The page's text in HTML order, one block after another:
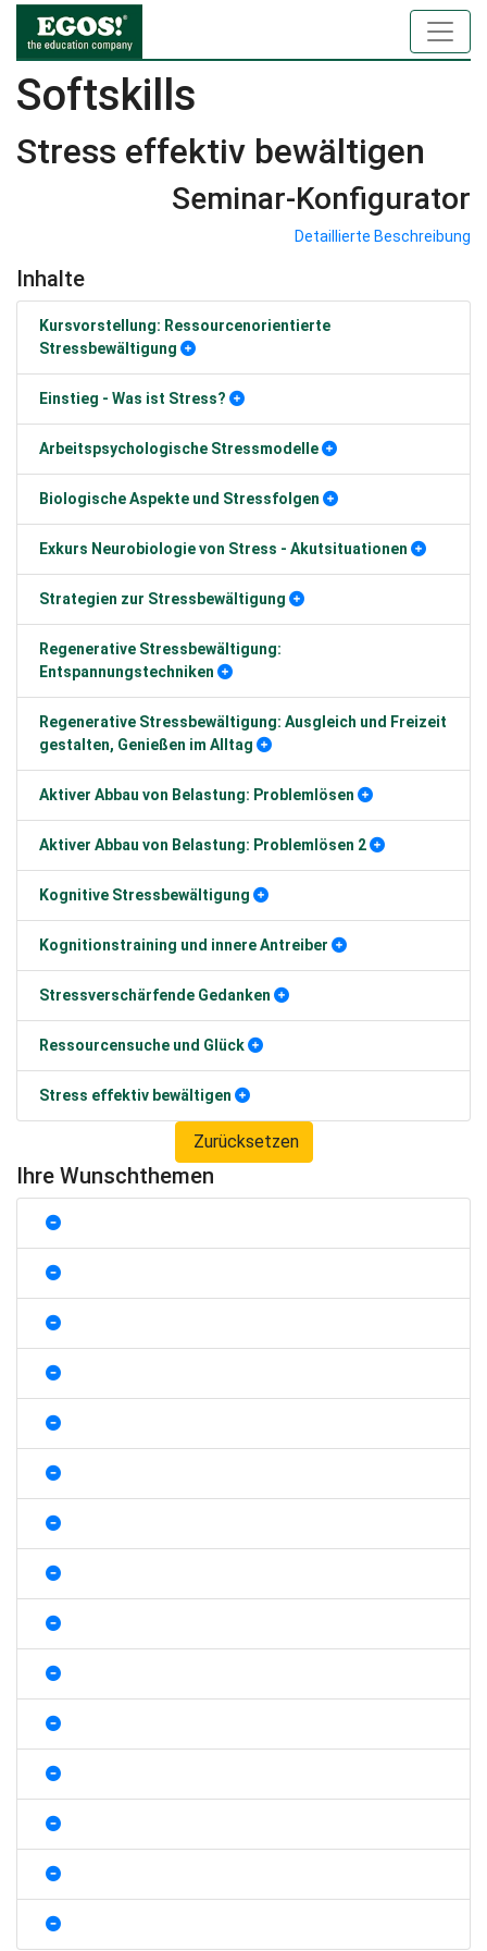
Softskills
Stress effektiv bewältigen
Seminar-Konfigurator
Detaillierte Beschreibung
Inhalte
Kursvorstellung: Ressourcenorientierte
Stressbewältigung
Einstieg - Was ist Stress?
Arbeitspsychologische Stressmodelle
Biologische Aspekte und Stressfolgen
Exkurs Neurobiologie von Stress - Akutsituationen
Strategien zur Stressbewältigung
Regenerative Stressbewältigung:
Entspannungstechniken
Regenerative Stressbewältigung: Ausgleich und Freizeit
gestalten, Genießen im Alltag
Aktiver Abbau von Belastung: Problemlösen
Aktiver Abbau von Belastung: Problemlösen 2
Kognitive Stressbewältigung
Kognitionstraining und innere Antreiber
Stressverschärfende Gedanken
Ressourcensuche und Glück
Stress effektiv bewältigen
Zurücksetzen
Ihre Wunschthemen